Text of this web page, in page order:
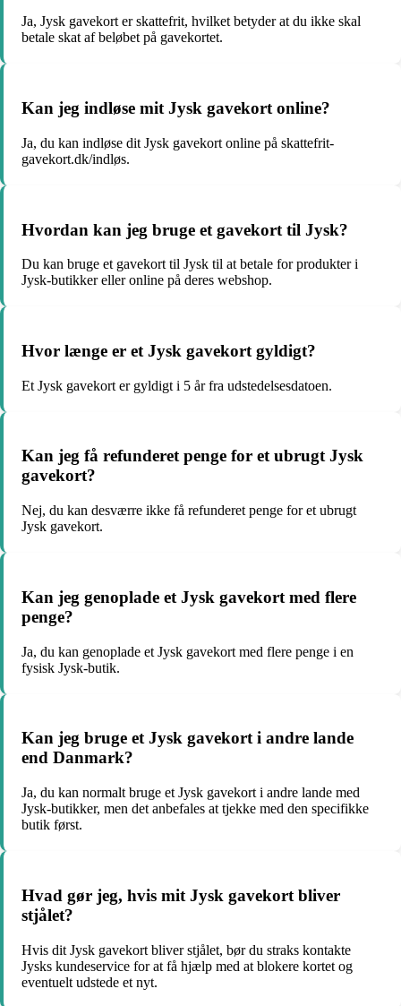
Ja, Jysk gavekort er skattefrit, hvilket betyder at du ikke skal
betale skat af beløbet på gavekortet.
Kan jeg indløse mit Jysk gavekort online?
Ja, du kan indløse dit Jysk gavekort online på skattefrit-
gavekort.dk/indløs.
Hvordan kan jeg bruge et gavekort til Jysk?
Du kan bruge et gavekort til Jysk til at betale for produkter i
Jysk-butikker eller online på deres webshop.
Hvor længe er et Jysk gavekort gyldigt?
Et Jysk gavekort er gyldigt i 5 år fra udstedelsesdatoen.
Kan jeg få refunderet penge for et ubrugt Jysk
gavekort?
Nej, du kan desværre ikke få refunderet penge for et ubrugt
Jysk gavekort.
Kan jeg genoplade et Jysk gavekort med flere
penge?
Ja, du kan genoplade et Jysk gavekort med flere penge i en
fysisk Jysk-butik.
Kan jeg bruge et Jysk gavekort i andre lande
end Danmark?
Ja, du kan normalt bruge et Jysk gavekort i andre lande med
Jysk-butikker, men det anbefales at tjekke med den specifikke
butik først.
Hvad gør jeg, hvis mit Jysk gavekort bliver
stjålet?
Hvis dit Jysk gavekort bliver stjålet, bør du straks kontakte
Jysks kundeservice for at få hjælp med at blokere kortet og
eventuelt udstede et nyt.